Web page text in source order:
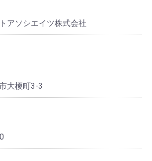
アソシエイツ株式会社
大榎町3-3